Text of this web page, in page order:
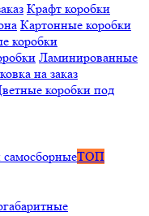
Крафт коробки
Картонные коробки
коробки
Ламинированные
на заказ
коробки под
ТОП